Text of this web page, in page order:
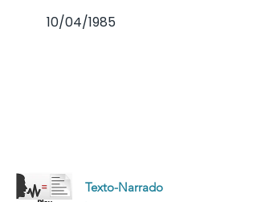
10/04/1985
Texto-Narrado